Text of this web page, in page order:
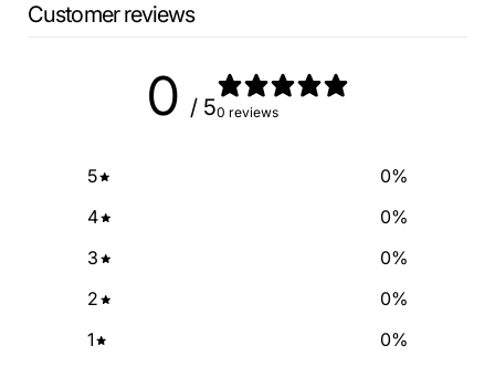
Customer reviews
0 / 50 reviews
5 0%
4
0%
3
0%
2
0%
1
0%